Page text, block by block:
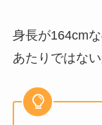
身長が164cm
あたりではな